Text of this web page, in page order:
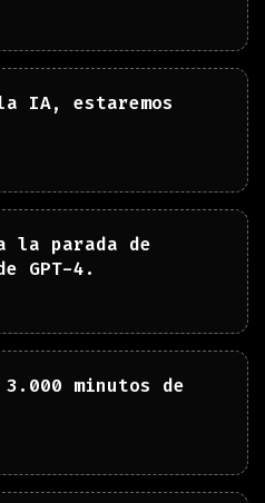
IA, estaremos
la parada de
GPT-4.
minutos de